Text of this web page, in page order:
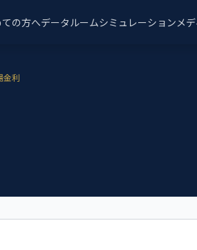
の方へデータルームシミュレーションメ
金利